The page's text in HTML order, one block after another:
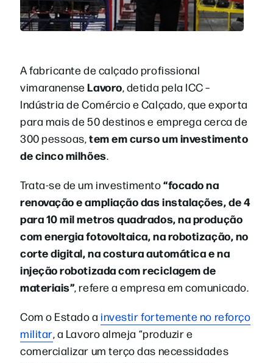
A fabricante de calçado profissional
vimaranenseLavoro, detida pela ICC –
Indústria de Comércio e Calçado, que exporta
para mais de 50 destinos e emprega cerca de
300 pessoas,tem em curso um investimento
de cinco milhões.
Trata-se de um investimento“focado na
renovação e ampliação das instalações, de 4
para 10 mil metros quadrados, na produção
com energia fotovoltaica, na robotização, no
corte digital, na costura automática e na
injeção robotizada com reciclagem de
materiais”, refere a empresa em comunicado.
Com o Estado a investir fortemente no reforço
militar, a Lavoro almeja “produzir e
comercializar um terço das necessidades